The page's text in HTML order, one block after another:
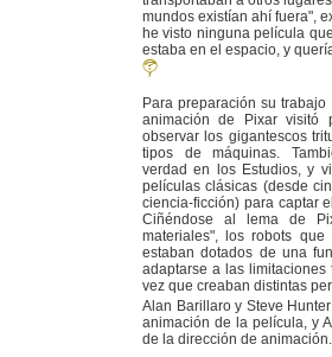
mundos existían ahí fuera",
he visto ninguna película
estaba en el espacio, y
Para preparación su trabajo
animación de Pixar visitó
observar los gigantescos
tipos de máquinas.
verdad en los Estudios, y
películas clásicas (desde
ciencia-ficción) para captar
Ciñéndose al lema de
materiales", los robots
estaban dotados de una
adaptarse a las
vez que creaban distintas
Alan Barillaro y Steve
animación de la película, y
de la dirección de animación.